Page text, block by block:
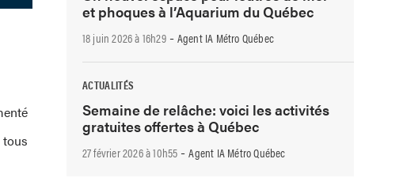
et phoques à l’Aquarium du Québec
18 juin 2026 à 16h29-Agent IA Métro Québec
ACTUALITÉS
Semaine de relâche: voici les activités
gratuites offertes à Québec
27 février 2026 à 10h55 -Agent IA Métro Québec